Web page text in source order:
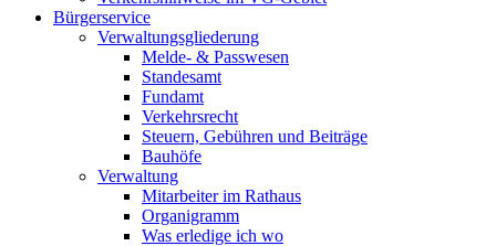
Bürgerservice
Verwaltungsgliederung
Melde- & Passwesen
Standesamt
Fundamt
Verkehrsrecht
Steuern, Gebühren und Beiträge
Bauhöfe
Verwaltung
Mitarbeiter im Rathaus
Organigramm
Was erledige ich wo